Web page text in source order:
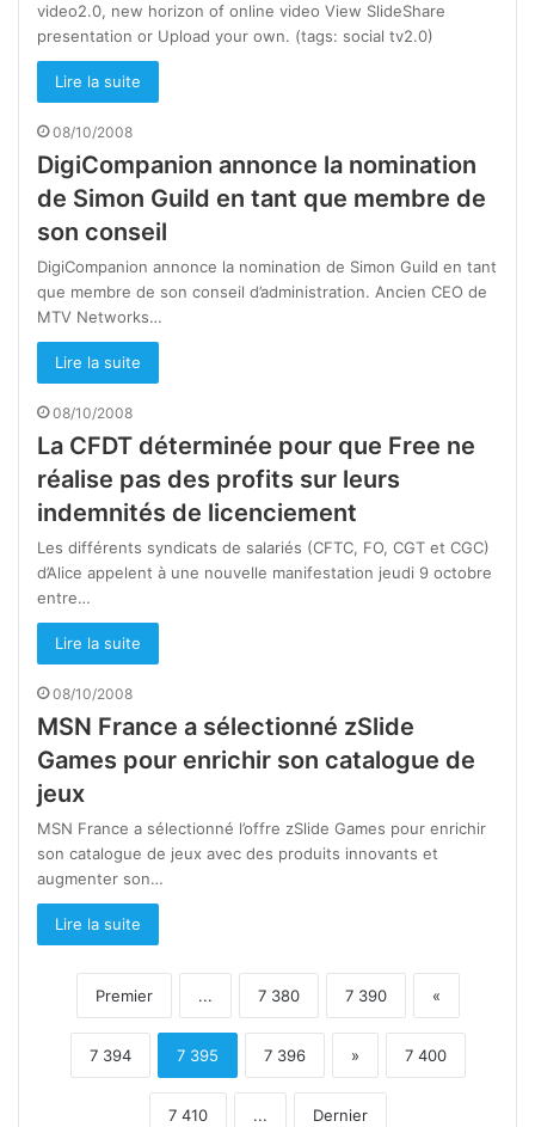
video2.0, new horizon of online video View SlideShare
presentation or Upload your own. (tags: social tv2.0)
Lire la suite
08/10/2008
DigiCompanion annonce la nomination
de Simon Guild en tant que membre de
son conseil
DigiCompanion annonce la nomination de Simon Guild en tant
que membre de son conseil d’administration. Ancien CEO de
MTV Networks…
Lire la suite
08/10/2008
La CFDT déterminée pour que Free ne
réalise pas des profits sur leurs
indemnités de licenciement
Les différents syndicats de salariés (CFTC, FO, CGT et CGC)
d’Alice appelent à une nouvelle manifestation jeudi 9 octobre
entre…
Lire la suite
08/10/2008
MSN France a sélectionné zSlide
Games pour enrichir son catalogue de
jeux
MSN France a sélectionné l’offre zSlide Games pour enrichir
son catalogue de jeux avec des produits innovants et
augmenter son…
Lire la suite
Premier ... 7 380 7 390 «
7 394 7 395 7 396 » 7 400
7 410 ... Dernier